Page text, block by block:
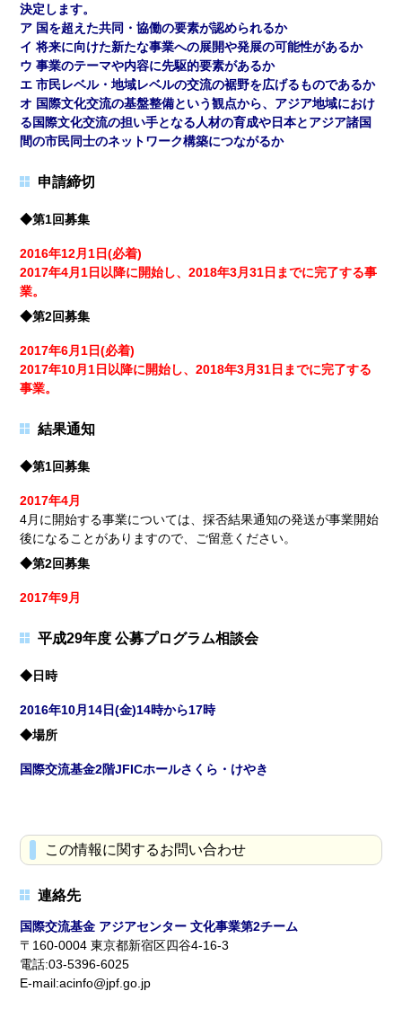
決定します。
ア 国を超えた共同・協働の要素が認められるか
イ 将来に向けた新たな事業への展開や発展の可能性があるか
ウ 事業のテーマや内容に先駆的要素があるか
エ 市民レベル・地域レベルの交流の裾野を広げるものであるか
オ 国際文化交流の基盤整備という観点から、アジア地域におけ
る国際文化交流の担い手となる人材の育成や日本とアジア諸国
間の市民同士のネットワーク構築につながるか
申請締切
◆第1回募集
2016年12月1日(必着)
2017年4月1日以降に開始し、2018年3月31日までに完了する事
業。
◆第2回募集
2017年6月1日(必着)
2017年10月1日以降に開始し、2018年3月31日までに完了する
事業。
結果通知
◆第1回募集
2017年4月
4月に開始する事業については、採否結果通知の発送が事業開始
後になることがありますので、ご留意ください。
◆第2回募集
2017年9月
平成29年度 公募プログラム相談会
◆日時
2016年10月14日(金)14時から17時
◆場所
国際交流基金2階JFICホールさくら・けやき
この情報に関するお問い合わせ
連絡先
国際交流基金 アジアセンター 文化事業第2チーム
〒160-0004 東京都新宿区四谷4-16-3
電話:03-5396-6025
E-mail:acinfo@jpf.go.jp